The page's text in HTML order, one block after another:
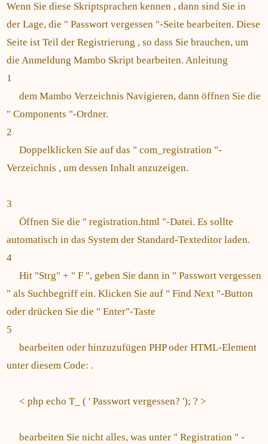
Wenn Sie diese Skriptsprachen kennen , dann sind Sie in
der Lage, die " Passwort vergessen "-Seite bearbeiten. Diese
Seite ist Teil der Registrierung , so dass Sie brauchen, um
die Anmeldung Mambo Skript bearbeiten. Anleitung
1
dem Mambo Verzeichnis Navigieren, dann öffnen Sie die
" Components "-Ordner.
2
Doppelklicken Sie auf das " com_registration "-
Verzeichnis , um dessen Inhalt anzuzeigen.
3
Öffnen Sie die " registration.html "-Datei. Es sollte
automatisch in das System der Standard-Texteditor laden.
4
Hit "Strg" + " F ", geben Sie dann in " Passwort vergessen
" als Suchbegriff ein. Klicken Sie auf " Find Next "-Button
oder drücken Sie die " Enter"-Taste
5
bearbeiten oder hinzuzufügen PHP oder HTML-Element
unter diesem Code: .
< php echo T_ ( ' Passwort vergessen? '); ? >
bearbeiten Sie nicht alles, was unter " Registration " -